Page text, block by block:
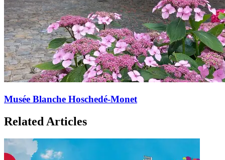
Musée Blanche Hoschedé-Monet
Related Articles